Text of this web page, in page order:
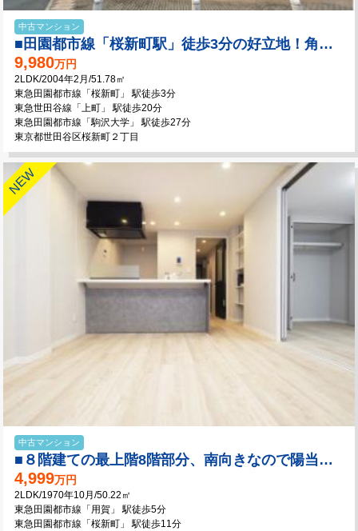
中古マンション
■田園都市線「桜新町駅」徒歩3分の好立地！角住戸の独立性 テラスライクなバルコニー！
9,980万円
2LDK/2004年2月/51.78㎡
東急田園都市線「桜新町」 駅徒歩3分
東急世田谷線「上町」 駅徒歩20分
東急田園都市線「駒沢大学」 駅徒歩27分
東京都世田谷区桜新町２丁目
中古マンション
■８階建ての最上階8階部分、南向きなので陽当り・眺望良好！
4,999万円
2LDK/1970年10月/50.22㎡
東急田園都市線「用賀」 駅徒歩5分
東急田園都市線「桜新町」 駅徒歩11分